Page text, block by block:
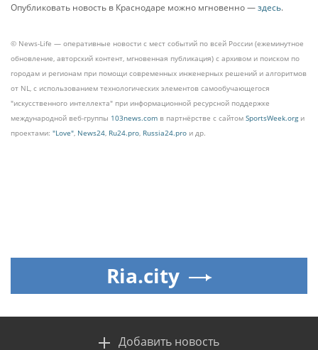
Опубликовать новость в Краснодаре можно мгновенно —здесь.
© News-Life — оперативные новости с мест событий по всей России (ежеминутное
обновление, авторский контент, мгновенная публикация) с архивом и поиском по
городам и регионам при помощи современных инженерных решений и алгоритмов
от NL, с использованием технологических элементов самообучающегося
"искусственного интеллекта" при информационной ресурсной поддержке
международной веб-группы 103news.com в партнёрстве с сайтом SportsWeek.orgи
проектами: "Love", News24, Ru24.pro, Russia24.pro и др.
Ria.city
Добавить новость